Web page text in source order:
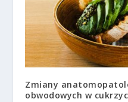
Zmiany
obwodowych w